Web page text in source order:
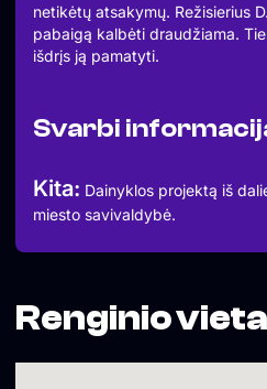
netikėtų atsakymų. Režisierius
pabaigą kalbėti draudžiama.
išdrįs ją pamatyti.
Svarbi
Kita: Dainyklos projektą iš
miesto savivaldybė.
Renginio vieta